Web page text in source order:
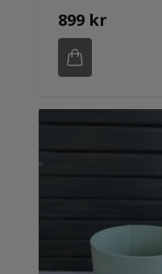
899 kr